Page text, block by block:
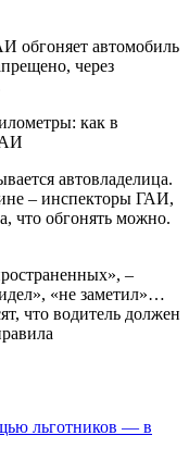
обгоняет автомобиль
через
автовладелица.
– инспекторы ГАИ,
что обгонять можно.
–
«не заметил»…
что водитель должен
льготников — в